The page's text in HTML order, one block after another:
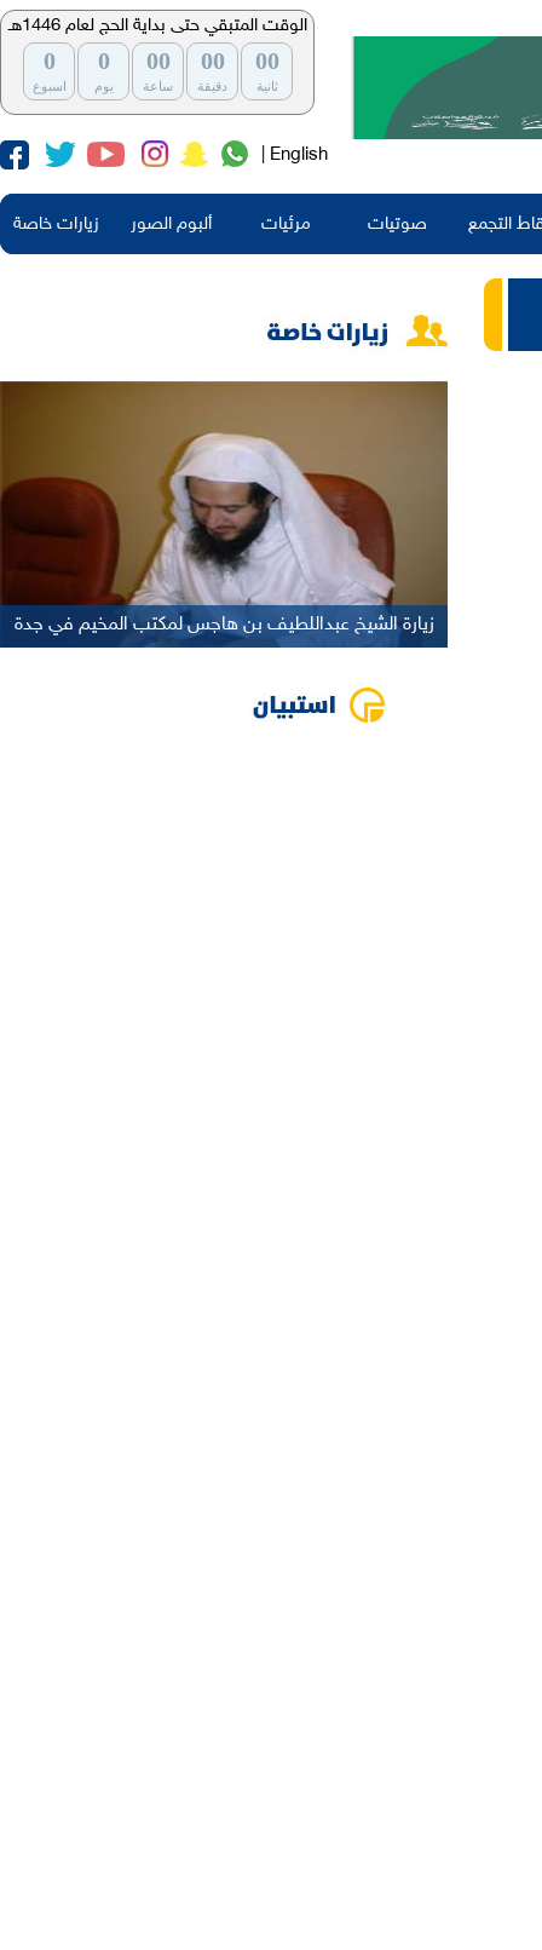
| English
الوقت المتبقي حتى بداية الحج لعام 1446هـ
0
اسبوع
0
يوم
00
ساعة
00
دقيقة
00
ثانية
زيارات خاصة ألبوم الصور مرئيات صوتيات التجمع
زيارة الشيخ عبداللطيف بن هاجس لمكتب المخيم في جدة